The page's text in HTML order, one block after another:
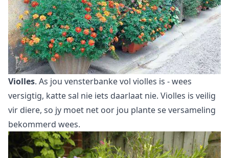
Violles. As jou vensterbanke vol violles is - wees
versigtig, katte sal nie iets daarlaat nie. Violles is veilig
vir diere, so jy moet net oor jou plante se versameling
bekommerd wees.